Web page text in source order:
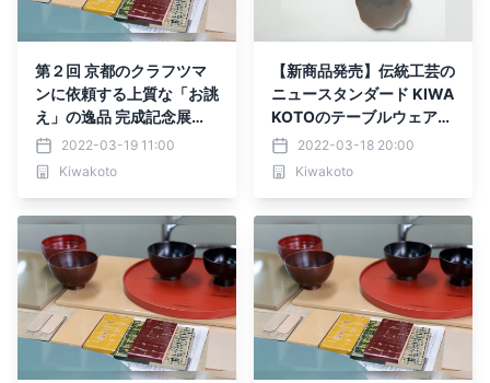
第２回 京都のクラフツマ
ンに依頼する上質な「お誂
え」の逸品 完成記念展
示・オーダー会のご案内
2022-03-19 11:00
Kiwakoto
【新商品発売】伝統工芸の
ニュースタンダード KIWA
KOTOのテーブルウェア
【土】2022-03-18 20:00
Kiwakoto